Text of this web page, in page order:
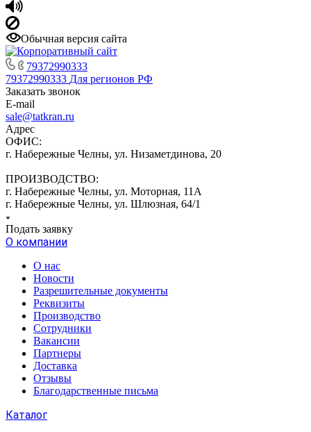
Обычная версия сайта
79372990333
79372990333 Для регионов РФ
Заказать звонок
E-mail
sale@tatkran.ru
Адрес
ОФИС:
г. Набережные Челны, ул. Низаметдинова, 20
ПРОИЗВОДСТВО:
г. Набережные Челны, ул. Моторная, 11А
г. Набережные Челны, ул. Шлюзная, 64/1
Подать заявку
О компании
О нас
Новости
Разрешительные документы
Реквизиты
Производство
Сотрудники
Вакансии
Партнеры
Доставка
Отзывы
Благодарственные письма
Каталог